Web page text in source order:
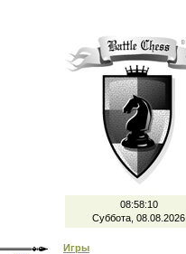
08:58:10
Суббота, 08.08.2026
Игры